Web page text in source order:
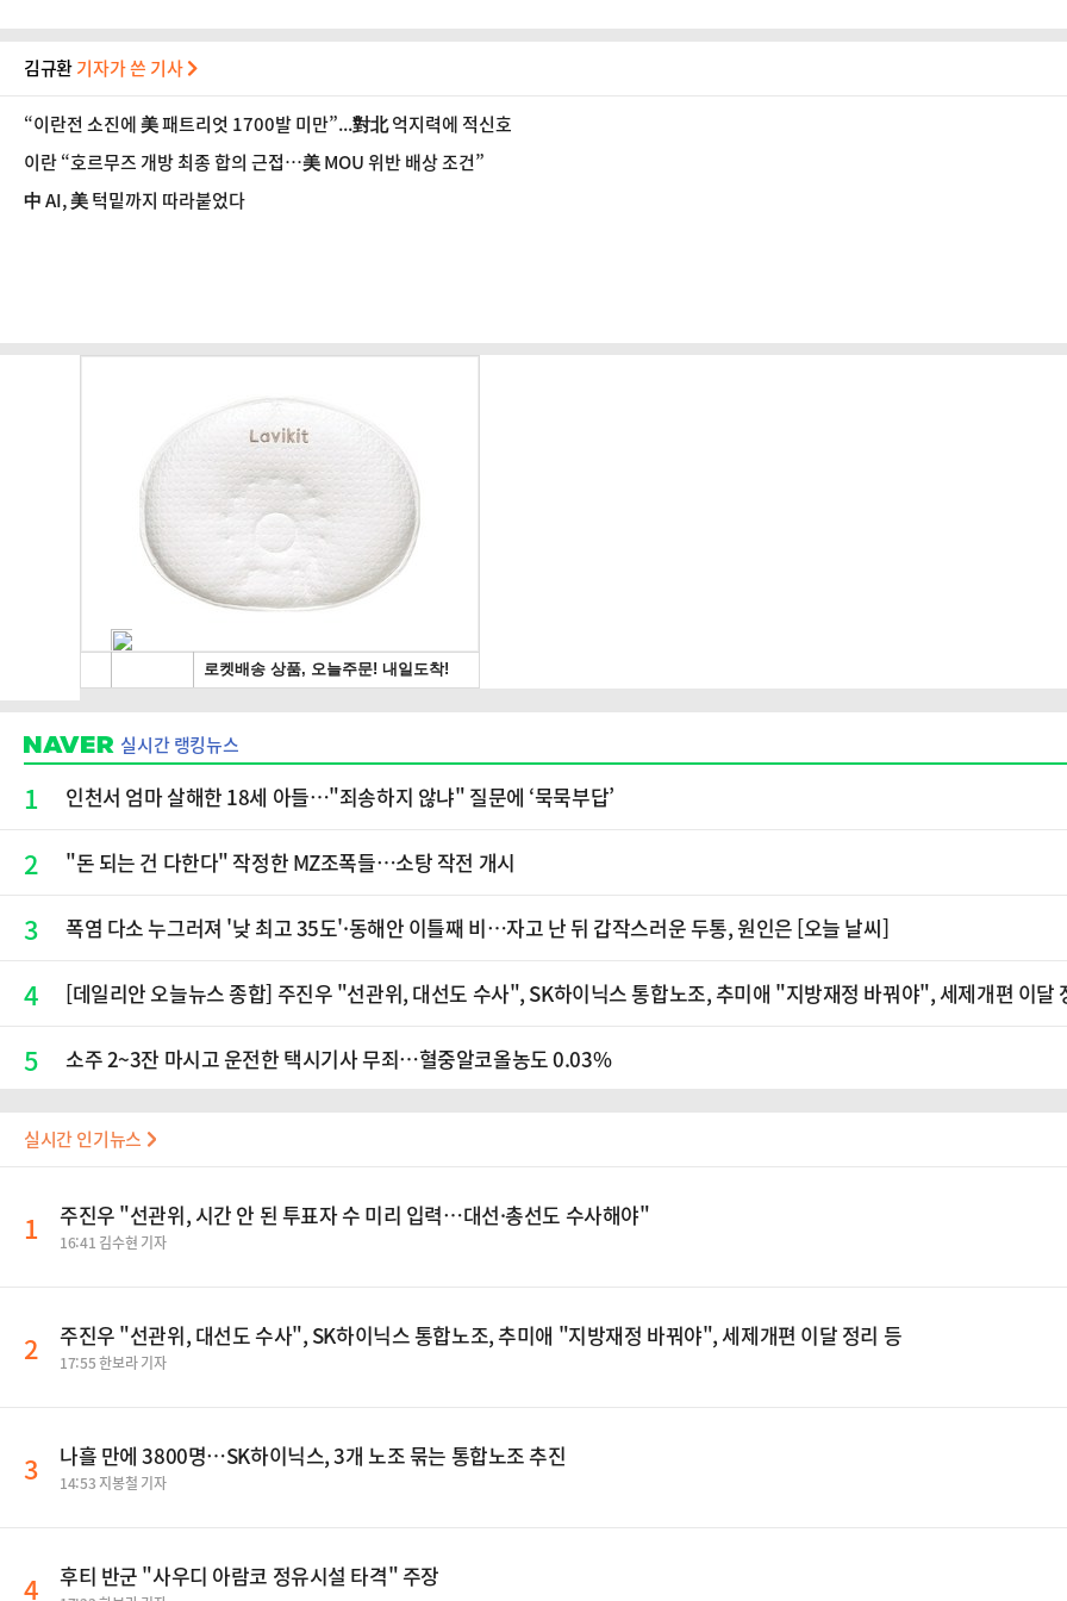
김규환기자가 쓴 기사
“이란전 소진에 美 패트리엇 1700발 미만”...對北 억지력에 적신호
이란 “호르무즈 개방 최종 합의 근접…美 MOU 위반 배상 조건”
中 AI, 美 턱밑까지 따라붙었다
실시간 랭킹뉴스
1 인천서 엄마 살해한 18세 아들…"죄송하지 않냐" 질문에 ‘묵묵부답’
2 "돈 되는 건 다한다" 작정한 MZ조폭들…소탕 작전 개시
3 폭염 다소 누그러져 '낮 최고 35도'·동해안 이틀째 비…자고 난 뒤 갑작스러운 두통, 원인은 [오늘 날씨]
4 [데일리안 오늘뉴스 종합] 주진우 "선관위, 대선도 수사", SK하이닉스 통합노조, 추미애 "지방재정 바꿔야", 세제개편 이달
5 소주 2~3잔 마시고 운전한 택시기사 무죄…혈중알코올농도 0.03%
실시간 인기뉴스
1 주진우 "선관위, 시간 안 된 투표자 수 미리 입력…대선·총선도 수사해야"
16:41 김수현 기자
2 주진우 "선관위, 대선도 수사", SK하이닉스 통합노조, 추미애 "지방재정 바꿔야", 세제개편 이달 정리 등
17:55 한보라 기자
3 나흘 만에 3800명…SK하이닉스, 3개 노조 묶는 통합노조 추진
14:53 지봉철 기자
4 후티 반군 "사우디 아람코 정유시설 타격" 주장